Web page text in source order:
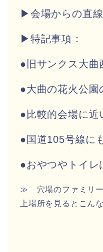
▶会場からの直
▶特記事項：
●旧サンクス大曲
●大曲の花火公園
●比較的会場に近
●国道105号線に
●おやつやトイレ
≫ 穴場のファミリー
上場所を見るとこん